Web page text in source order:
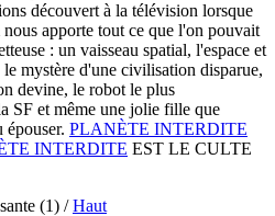
découvert à la télévision lorsque
apporte tout ce que l'on pouvait
: un vaisseau spatial, l'espace et
mystère d'une civilisation disparue,
devine, le robot le plus
SF et même une jolie fille que
épouser. PLANÈTE INTERDITE
INTERDITE EST LE CULTE
(1) /Haut